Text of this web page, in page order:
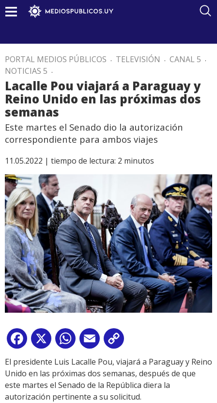
PORTAL MEDIOS PÚBLICOS . TELEVISIÓN . CANAL 5 .
NOTICIAS 5 .
Lacalle Pou viajará a Paraguay y
Reino Unido en las próximas dos
semanas
Este martes el Senado dio la autorización
correspondiente para ambos viajes
11.05.2022 | tiempo de lectura: 2 minutos
Facebook
X WhatsApp
Email
Link
El presidente Luis Lacalle Pou, viajará a Paraguay y Reino
Unido en las próximas dos semanas, después de que
este martes el Senado de la República diera la
autorización pertinente a su solicitud.